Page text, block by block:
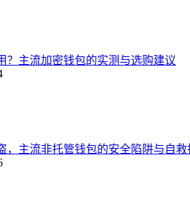
？主流加密钱包的实测与选购建议
，主流非托管钱包的安全陷阱与自救